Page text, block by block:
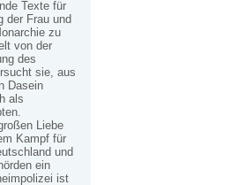
Texte für
der Frau und
zu
von der
des
sie, aus
Dasein
als
Liebe
Kampf für
und
ein
ist